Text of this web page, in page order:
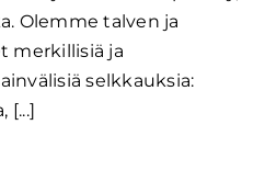
Olemme talven ja
merkillisiä ja
selkkauksia:
[...]